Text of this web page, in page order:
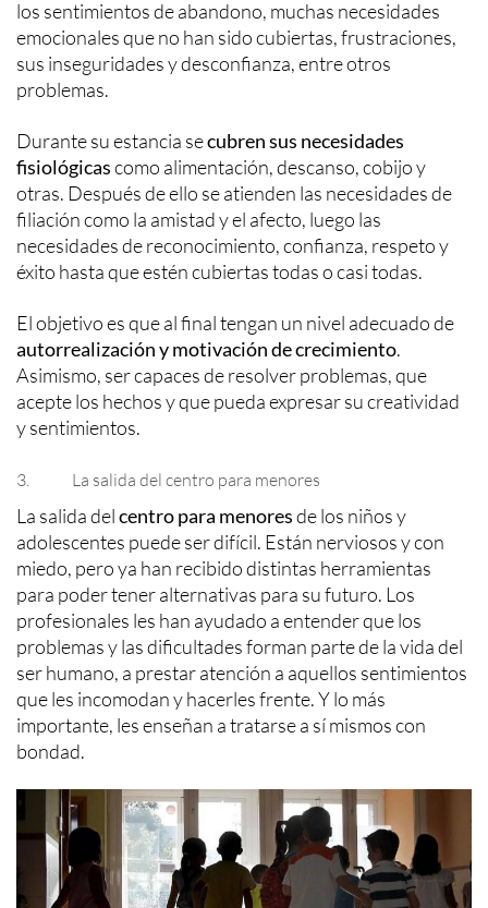
los sentimientos de abandono, muchas necesidades
emocionales que no han sido cubiertas, frustraciones,
sus inseguridades y desconfianza, entre otros
problemas.
Durante su estancia secubren sus necesidades
fisiológicascomo alimentación, descanso, cobijo y
otras. Después de ello se atienden las necesidades de
filiación como la amistad y el afecto, luego las
necesidades de reconocimiento, confianza, respeto y
éxito hasta que estén cubiertas todas o casi todas.
El objetivo es que al final tengan un nivel adecuado de
autorrealización y motivación de crecimiento.
Asimismo, ser capaces de resolver problemas, que
acepte los hechos y que pueda expresar su creatividad
y sentimientos.
3. La salida del centro para menores
La salida delcentro para menoresde los niños y
adolescentes puede ser difícil. Están nerviosos y con
miedo, pero ya han recibido distintas herramientas
para poder tener alternativas para su futuro. Los
profesionales les han ayudado a entender que los
problemas y las dificultades forman parte de la vida del
ser humano, a prestar atención a aquellos sentimientos
que les incomodan y hacerles frente. Y lo más
importante, les enseñan a tratarse a sí mismos con
bondad.